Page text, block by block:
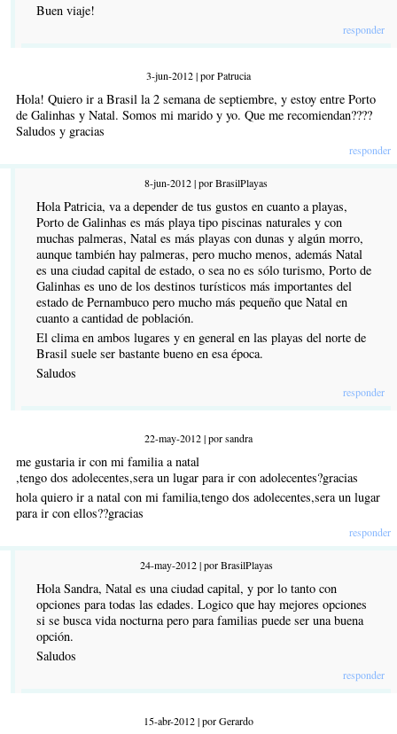
Buen viaje!
responder
3-jun-2012 | por Patrucia
Hola! Quiero ir a Brasil la 2 semana de septiembre, y estoy entre Porto
de Galinhas y Natal. Somos mi marido y yo. Que me recomiendan????
Saludos y gracias
responder
8-jun-2012 | por BrasilPlayas
Hola Patricia, va a depender de tus gustos en cuanto a playas,
Porto de Galinhas es más playa tipo piscinas naturales y con
muchas palmeras, Natal es más playas con dunas y algún morro,
aunque también hay palmeras, pero mucho menos, además Natal
es una ciudad capital de estado, o sea no es sólo turismo, Porto de
Galinhas es uno de los destinos turísticos más importantes del
estado de Pernambuco pero mucho más pequeño que Natal en
cuanto a cantidad de población.
El clima en ambos lugares y en general en las playas del norte de
Brasil suele ser bastante bueno en esa época.
Saludos
responder
22-may-2012 | por sandra
me gustaria ir con mi familia a natal
,tengo dos adolecentes,sera un lugar para ir con adolecentes?gracias
hola quiero ir a natal con mi familia,tengo dos adolecentes,sera un lugar
para ir con ellos??gracias
responder
24-may-2012 | por BrasilPlayas
Hola Sandra, Natal es una ciudad capital, y por lo tanto con
opciones para todas las edades. Logico que hay mejores opciones
si se busca vida nocturna pero para familias puede ser una buena
opción.
Saludos
responder
15-abr-2012 | por Gerardo